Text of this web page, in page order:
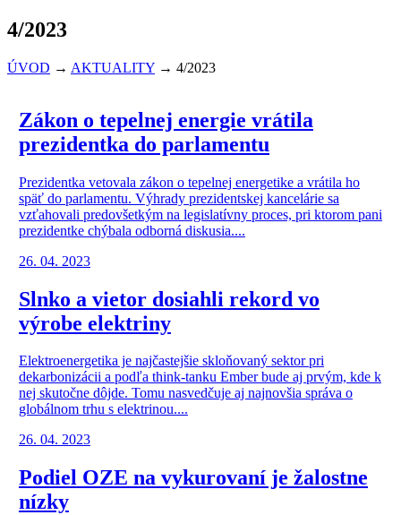
4/2023
ÚVOD → AKTUALITY → 4/2023
Zákon o tepelnej energie vrátila
prezidentka do parlamentu
Prezidentka vetovala zákon o tepelnej energetike a vrátila ho
späť do parlamentu. Výhrady prezidentskej kancelárie sa
vzťahovali predovšetkým na legislatívny proces, pri ktorom pani
prezidentke chýbala odborná diskusia....
26. 04. 2023
Slnko a vietor dosiahli rekord vo
výrobe elektriny
Elektroenergetika je najčastejšie skloňovaný sektor pri
dekarbonizácii a podľa think-tanku Ember bude aj prvým, kde k
nej skutočne dôjde. Tomu nasvedčuje aj najnovšia správa o
globálnom trhu s elektrinou....
26. 04. 2023
Podiel OZE na vykurovaní je žalostne
nízky